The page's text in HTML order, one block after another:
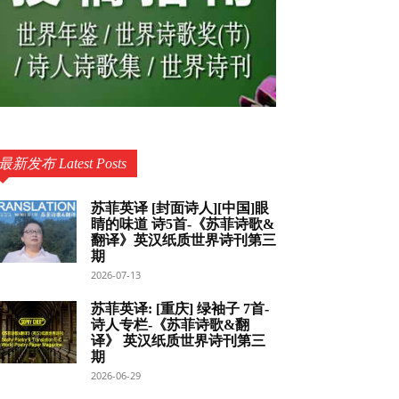
新发布 Latest Posts
苏菲英译 [封面诗人][中国]眼
睛的味道 诗5首-《苏菲诗歌&
翻译》英汉纸质世界诗刊第三
期
2026-07-13
苏菲英译: [重庆] 绿袖子 7首-
诗人专栏-《苏菲诗歌&翻
译》 英汉纸质世界诗刊第三
期
2026-06-29